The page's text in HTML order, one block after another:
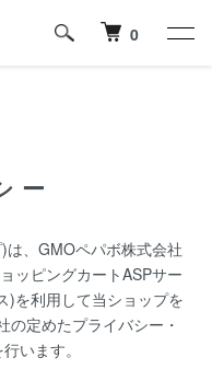
0
ー
、 GMOペパボ株式会社
ッピングカートASPサー
)を利用して当ショップを
の定めたプライバシー・
います。